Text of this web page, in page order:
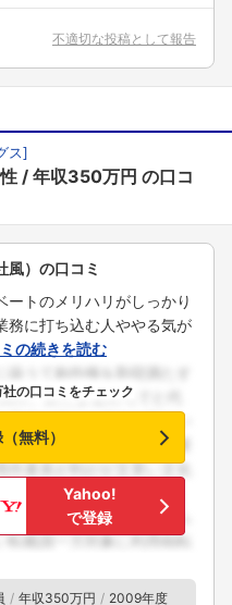
不適切な投稿として報告
ス]
年収350万円 の口コ
風）の口コミ
トのメリハリがしっかり
務に打ち込む人ややる気が
の続きを読む
の口コミをチェック
無料）
Yahoo!
で登録
年収350万円 2009年度